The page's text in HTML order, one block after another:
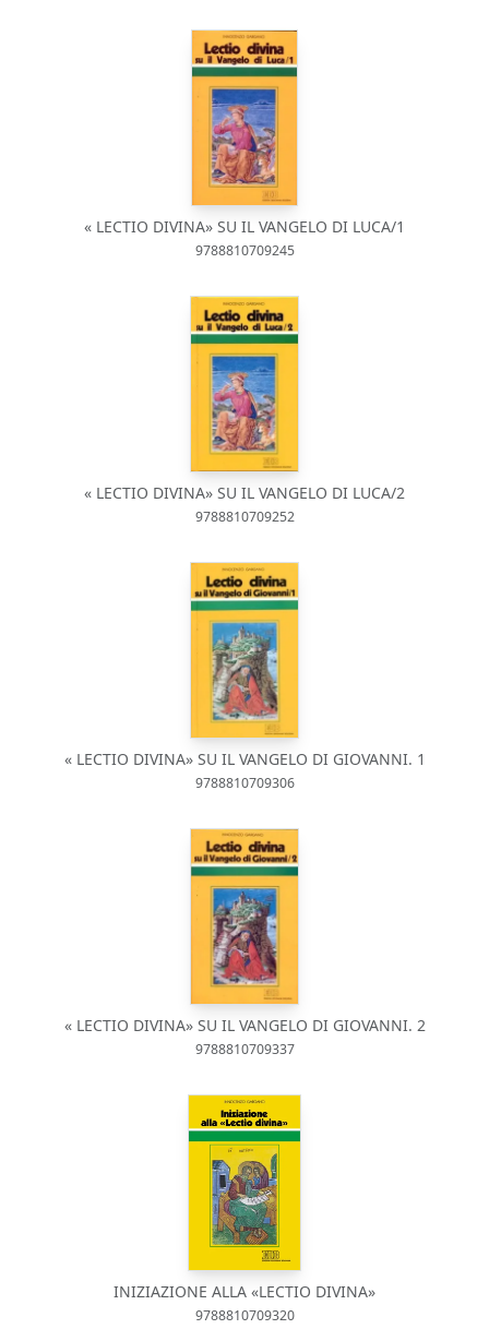
« LECTIO DIVINA» SU IL VANGELO DI LUCA/1
9788810709245
« LECTIO DIVINA» SU IL VANGELO DI LUCA/2
9788810709252
« LECTIO DIVINA» SU IL VANGELO DI GIOVANNI. 1
9788810709306
« LECTIO DIVINA» SU IL VANGELO DI GIOVANNI. 2
9788810709337
INIZIAZIONE ALLA «LECTIO DIVINA»
9788810709320